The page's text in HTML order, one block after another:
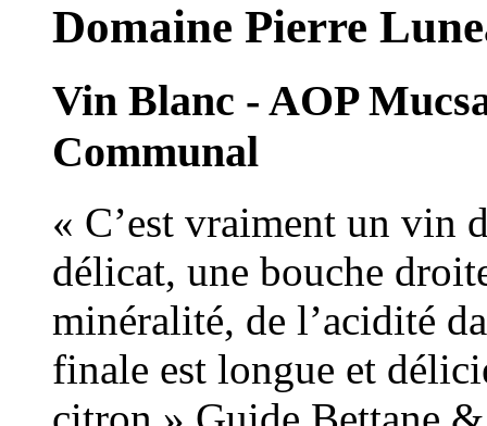
Domaine Pierre
Vin Blanc - AOP
Communal
« C’est vraiment un vin
délicat, une bouche
minéralité, de l’acidité
finale est longue et